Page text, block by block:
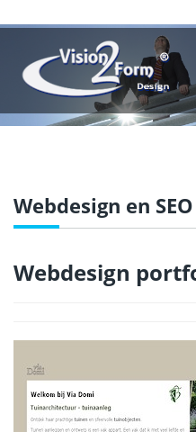
Webdesign en
Webdesign